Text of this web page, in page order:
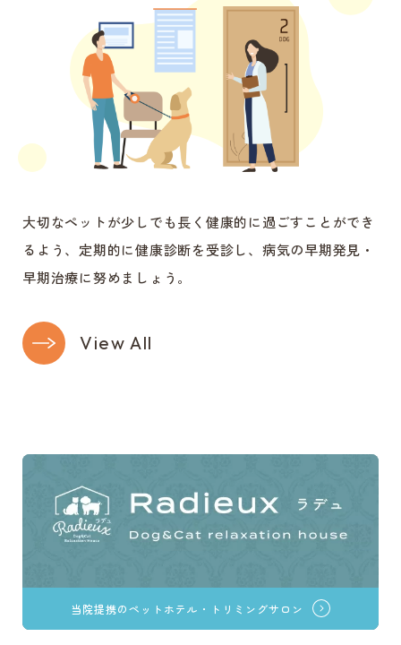
大切なペットが少しでも長く健康的に過ごすことができ
るよう、 定期的に健康診断を受診し、病気の早期発見・
早期治療に努めましょう。
View All
当院提携のペットホテル・トリミングサロン